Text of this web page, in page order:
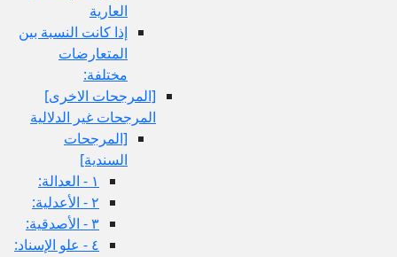
إذا كانت النسبة بين
المتعارضات
مختلفة:
[المرجحات الاخرى‏]
المرجحات غير الدلالية
[المرجحات
السندية]